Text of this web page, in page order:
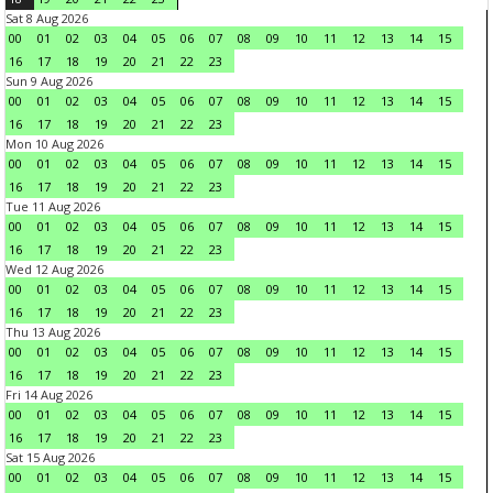
Sat 8 Aug 2026
00
01 02 03 04 05 06 07 08 09 10 11 12 13 14
15
16
17 18 19 20 21 22
23
Sun 9 Aug 2026
00
01 02 03 04 05 06 07 08 09 10 11 12 13 14
15
16
17 18 19 20 21 22
23
Mon 10 Aug 2026
00
01 02 03 04 05 06 07 08 09 10 11 12 13 14
15
16
17 18 19 20 21 22
23
Tue 11 Aug 2026
00
01 02 03 04 05 06 07 08 09 10 11 12 13 14
15
16
17 18 19 20 21 22
23
Wed 12 Aug 2026
00
01 02 03 04 05 06 07 08 09 10 11 12 13 14
15
16
17 18 19 20 21 22
23
Thu 13 Aug 2026
00
01 02 03 04 05 06 07 08 09 10 11 12 13 14
15
16
17 18 19 20 21 22
23
Fri 14 Aug 2026
00
01 02 03 04 05 06 07 08 09 10 11 12 13 14
15
16
17 18 19 20 21 22
23
Sat 15 Aug 2026
00
01 02 03 04 05 06 07 08 09 10 11 12 13 14
15